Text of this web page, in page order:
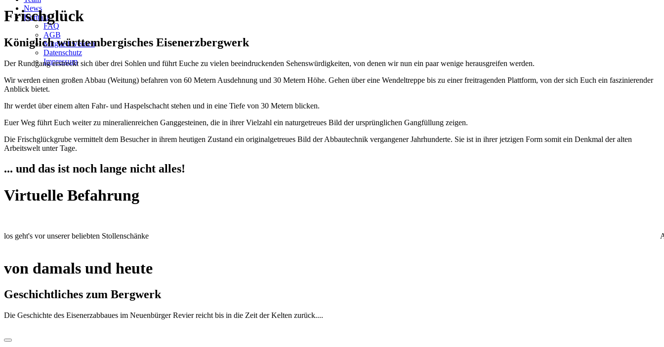
News
Kontakt
FAQ
AGB
Mitglied werden
Datenschutz
Impressum
Frischglück
Königlich württembergisches Eisenerzbergwerk
Der Rundgang erstreckt sich über drei Sohlen und führt Euche zu vielen beeindruckenden Sehenswürdigkeiten, von denen wir nun ein paar wenige herausgreifen werden.
Wir werden einen großen Abbau (Weitung) befahren von 60 Metern Ausdehnung und 30 Metern Höhe. Gehen über eine Wendeltreppe bis zu einer freitragenden Plattform, von der sich Euch ein faszinierender
Anblick bietet.
Ihr werdet über einem alten Fahr- und Haspelschacht stehen und in eine Tiefe von 30 Metern blicken.
Euer Weg führt Euch weiter zu mineralienreichen Ganggesteinen, die in ihrer Vielzahl ein naturgetreues Bild der ursprünglichen Gangfüllung zeigen.
Die Frischglückgrube vermittelt dem Besucher in ihrem heutigen Zustand ein originalgetreues Bild der Abbautechnik vergangener Jahrhunderte. Sie ist in ihrer jetzigen Form somit ein Denkmal der alten
Arbeitswelt unter Tage.
... und das ist noch lange nicht alles!
Virtuelle Befahrung
los geht's vor unserer beliebten Stollenschänke
von damals und heute
Geschichtliches zum Bergwerk
Die Geschichte des Eisenerzabbaues im Neuenbürger Revier reicht bis in die Zeit der Kelten zurück....